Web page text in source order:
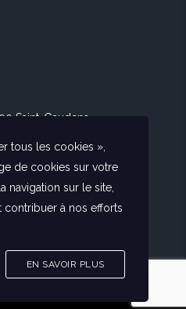
Saint-Gaudens
02
tous les cookies »,
de cookies sur votre
navigation sur le site,
contribuer à nos efforts
EN SAVOIR PLUS